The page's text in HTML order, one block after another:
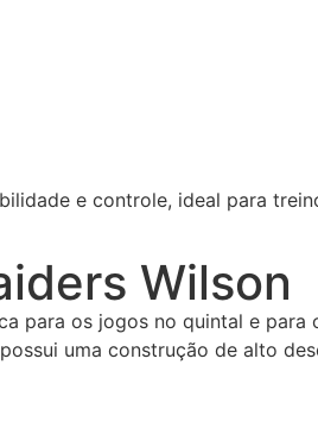
e controle, ideal para
Wilson
para os jogos no quintal e
uma construção de alto